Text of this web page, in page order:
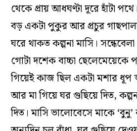
থেকে প্রায় আধঘণ্টা দূরে হাঁটা
বড় একটা পুকুর আর প্রচুর
ঘরে থাকত কল্পনা মাসি।
গোটা দশেক বাচ্চা ছেলেমেয়েকে
গিয়েই কাজ ছিল একটা মশার ধূপ
আর মা গিয়ে ঘর গুছিয়ে দিত,
দিত। মাসি ভালোবেসে মাকে